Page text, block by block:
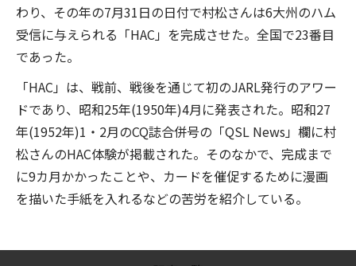
わり、その年の7月31日の日付で村松さんは6大州のハム
受信に与えられる「HAC」を完成させた。全国で23番目
であった。
「HAC」は、戦前、戦後を通じて初のJARL発行のアワー
ドであり、昭和25年(1950年)4月に発表された。昭和27
年(1952年)1・2月のCQ誌合併号の「QSL News」欄に村
松さんのHAC体験が掲載された。そのなかで、完成まで
に9カ月かかったことや、カードを催促するために漫画
を描いた手紙を入れるなどの苦労を紹介している。